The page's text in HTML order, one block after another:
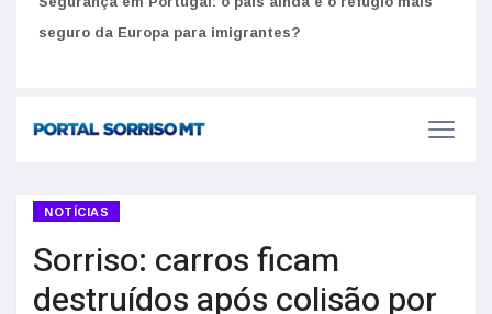
seguro da Europa para imigrantes?
NOTÍCIAS
Sorriso: carros ficam
destruídos após colisão por